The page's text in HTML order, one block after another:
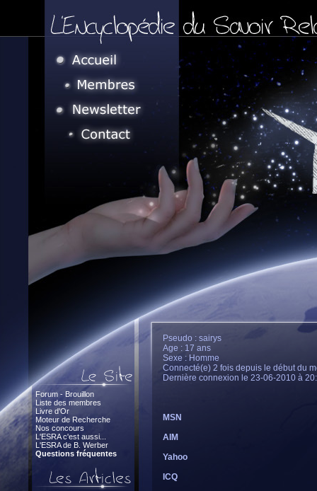
Forum - Brouillon
Liste des membres
Livre d'Or
Moteur de Recherche
Nos concours
L'ESRA c'est aussi...
L'ESRA de B. Werber
Questions fréquentes
Pseudo : sairys
Age : 17 ans
Sexe : Homme
Connecté(e) 2 fois depuis le début du
Dernière connexion le 23-06-2010 à
MSN
AIM
Yahoo
ICQ